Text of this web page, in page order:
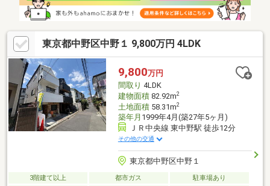
東京都中野区中野１ 9,800万円 4LDK
9,800万円
間取り 4LDK
建物面積82.92m2
土地面積58.31m2
築年月 1999年4月(築27年5ヶ月)
ＪＲ中央線 東中野駅 徒歩12分
その他の交通
東京都中野区中野１
3階建て以上 都市ガス 駐車場あり